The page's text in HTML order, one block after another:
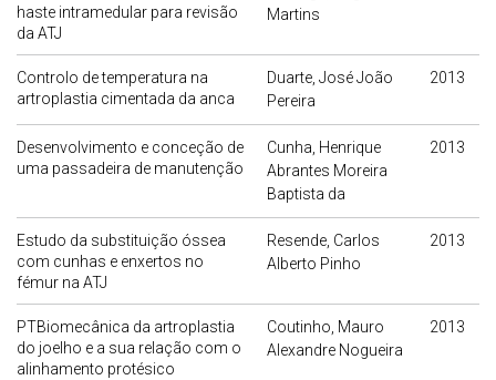
haste intramedular para revisão
da ATJ
Martins
Controlo de temperatura na
artroplastia cimentada da anca
Duarte, José João
Pereira
2013
Desenvolvimento e conceção de
uma passadeira de manutenção
Cunha, Henrique
Abrantes Moreira
Baptista da
2013
Estudo da substituição óssea
com cunhas e enxertos no
fémur na ATJ
Resende, Carlos
Alberto Pinho
2013
PTBiomecânica da artroplastia
do joelho e a sua relação com o
alinhamento protésico
Coutinho, Mauro
Alexandre Nogueira
2013